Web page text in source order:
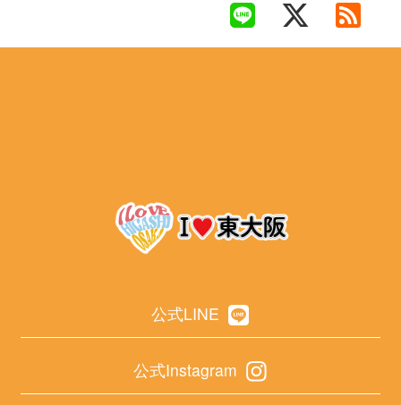
公式LINE
公式Instagram